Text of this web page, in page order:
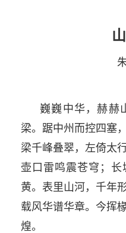
巍巍中华，赫赫
梁。踞中州而控四塞
梁千峰叠翠，左倚太
壶口雷鸣震苍穹；
黄。表里山河，千年
载风华谱华章。今挥
煌。